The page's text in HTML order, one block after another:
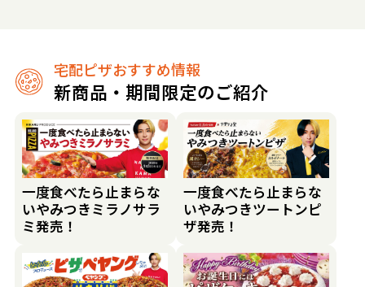
宅配ピザおすすめ情報
新商品・期間限定のご紹介
一度食べたら止まらな
いやみつきミラノサラ
ミ発売！
一度食べたら止まらな
いやみつきツートンピ
ザ発売！